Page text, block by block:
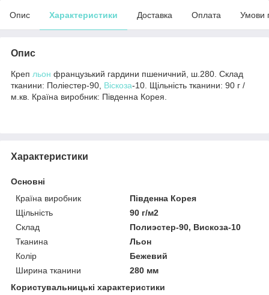
Опис Характеристики Доставка Оплата Умови
Опис
Креп льон французький гардини пшеничний, ш.280. Склад
тканини: Поліестер-90, Віскоза-10. Щільність тканини: 90 г /
м.кв. Країна виробник: Південна Корея.
Характеристики
Основні
Країна виробник
Південна Корея
Щільність
90 г/м2
Склад
Полиэстер-90, Вискоза-10
Тканина
Льон
Колір
Бежевий
Ширина тканини
280 мм
Користувальницькі характеристики